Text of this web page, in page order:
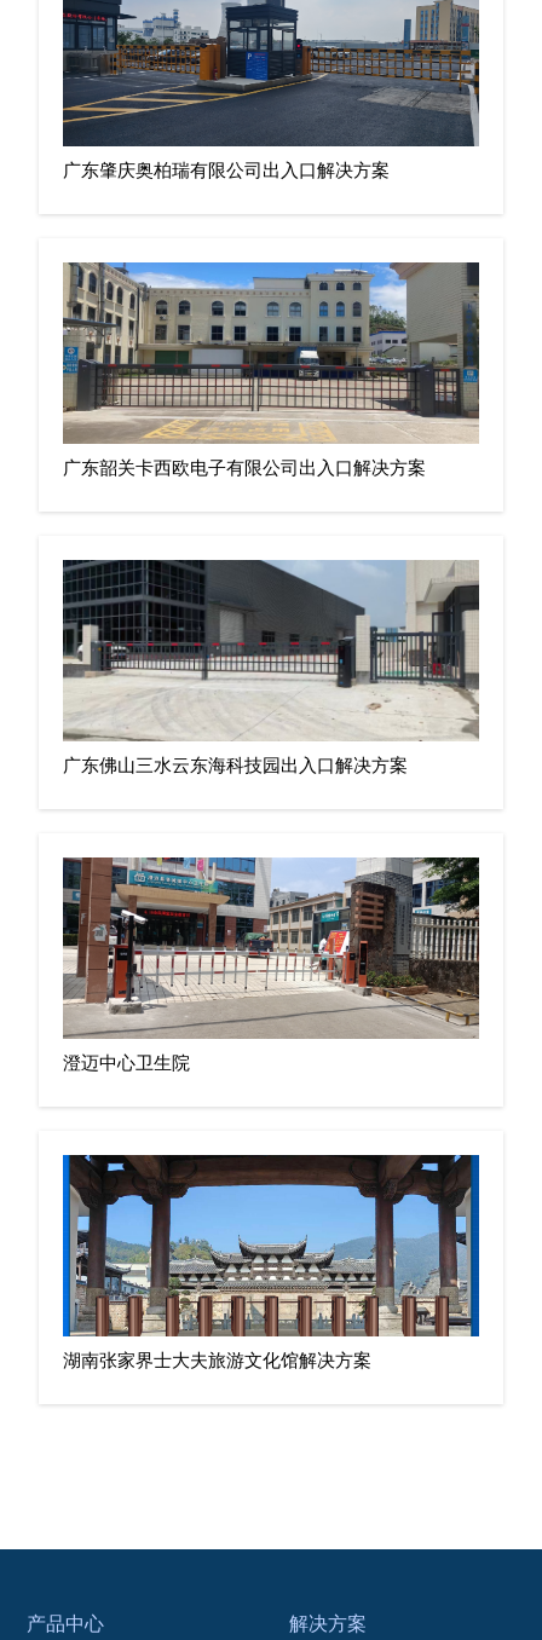
广东肇庆奥柏瑞有限公司出入口解决方案
广东韶关卡西欧电子有限公司出入口解决方案
广东佛山三水云东海科技园出入口解决方案
澄迈中心卫生院
湖南张家界士大夫旅游文化馆解决方案
产品中心 解决方案